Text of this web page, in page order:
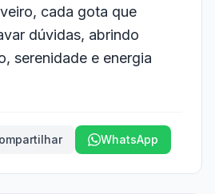
cada gota que
dúvidas, abrindo
serenidade e energia
WhatsApp